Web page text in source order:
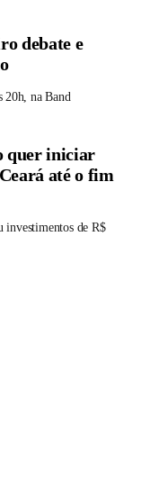
debate e
20h, na Band
quer iniciar
até o fim
investimentos de R$